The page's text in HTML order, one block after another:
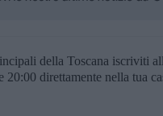
della Toscana iscriviti
direttamente nella tua